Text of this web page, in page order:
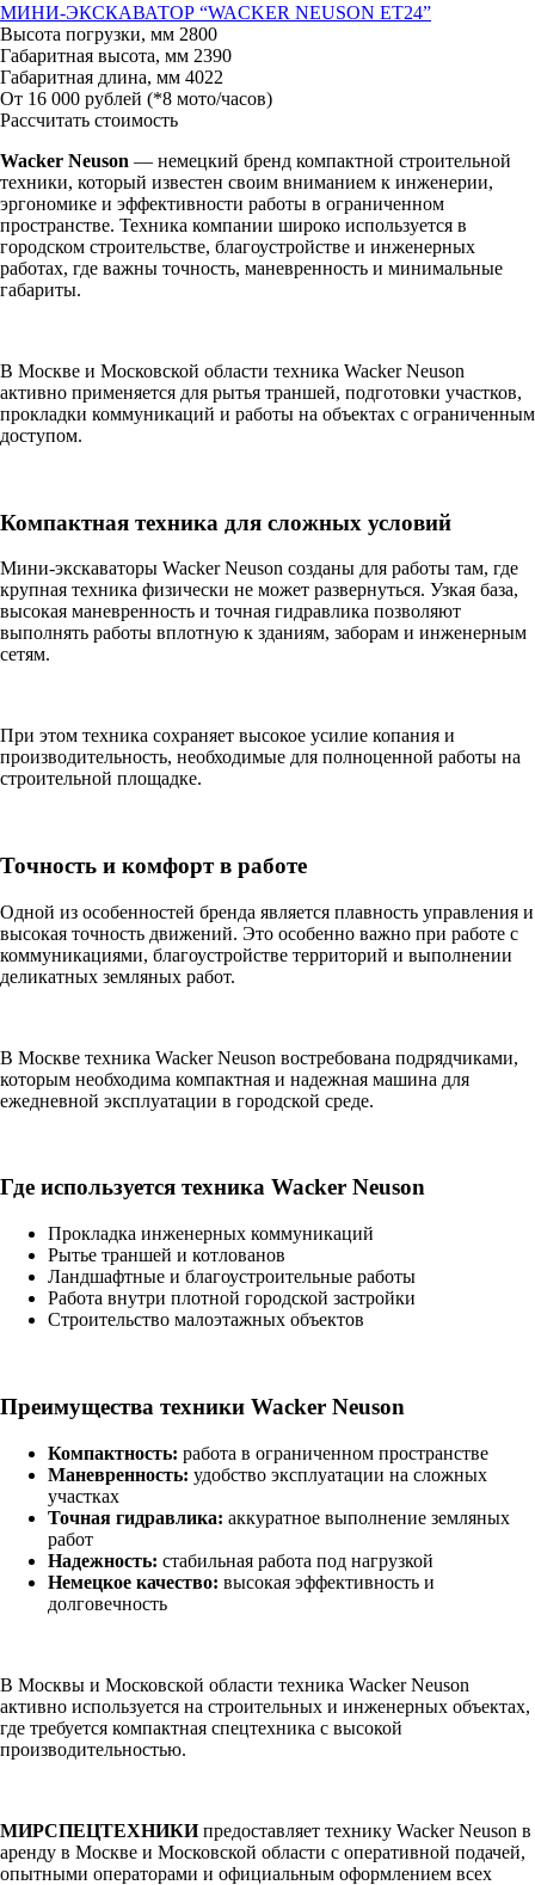
МИНИ-ЭКСКАВАТОР “WACKER NEUSON ET24”
Высота погрузки, мм 2800
Габаритная высота, мм 2390
Габаритная длина, мм 4022
От 16 000 рублей (*8 мото/часов)
Рассчитать стоимость
Wacker Neuson — немецкий бренд компактной строительной
техники, который известен своим вниманием к инженерии,
эргономике и эффективности работы в ограниченном
пространстве. Техника компании широко используется в
городском строительстве, благоустройстве и инженерных
работах, где важны точность, маневренность и минимальные
габариты.
В Москве и Московской области техника Wacker Neuson
активно применяется для рытья траншей, подготовки участков,
прокладки коммуникаций и работы на объектах с ограниченным
доступом.
Компактная техника для сложных условий
Мини-экскаваторы Wacker Neuson созданы для работы там, где
крупная техника физически не может развернуться. Узкая база,
высокая маневренность и точная гидравлика позволяют
выполнять работы вплотную к зданиям, заборам и инженерным
сетям.
При этом техника сохраняет высокое усилие копания и
производительность, необходимые для полноценной работы на
строительной площадке.
Точность и комфорт в работе
Одной из особенностей бренда является плавность управления и
высокая точность движений. Это особенно важно при работе с
коммуникациями, благоустройстве территорий и выполнении
деликатных земляных работ.
В Москве техника Wacker Neuson востребована подрядчиками,
которым необходима компактная и надежная машина для
ежедневной эксплуатации в городской среде.
Где используется техника Wacker Neuson
Прокладка инженерных коммуникаций
Рытье траншей и котлованов
Ландшафтные и благоустроительные работы
Работа внутри плотной городской застройки
Строительство малоэтажных объектов
Преимущества техники Wacker Neuson
Компактность: работа в ограниченном пространстве
Маневренность: удобство эксплуатации на сложных
участках
Точная гидравлика: аккуратное выполнение земляных
работ
Надежность: стабильная работа под нагрузкой
Немецкое качество: высокая эффективность и
долговечность
В Москвы и Московской области техника Wacker Neuson
активно используется на строительных и инженерных объектах,
где требуется компактная спецтехника с высокой
производительностью.
МИРСПЕЦТЕХНИКИпредоставляет технику Wacker Neuson в
аренду в Москве и Московской области с оперативной подачей,
опытными операторами и официальным оформлением всех